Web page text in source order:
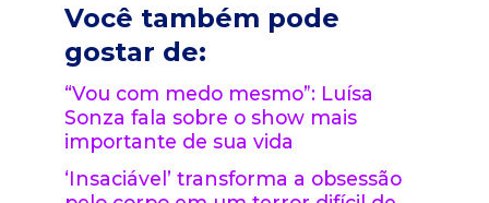
Você também pode
gostar de:
“Vou com medo mesmo”: Luísa
Sonza fala sobre o show mais
importante de sua vida
‘Insaciável’ transforma a obsessão